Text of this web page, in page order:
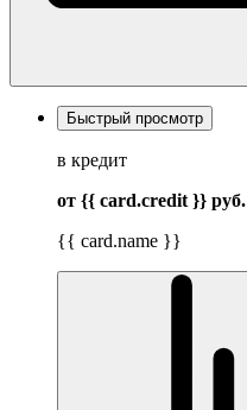
Быстрый просмотр
в кредит
от {{ card.credit }} руб.
{{ card.name }}